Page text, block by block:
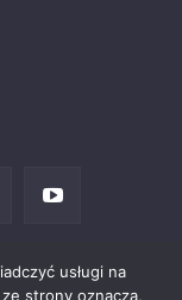
usługi na
strony oznacza,